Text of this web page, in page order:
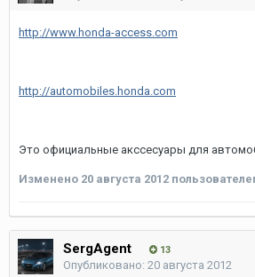
http://www.honda-access.com
http://automobiles.honda.com
Это официальные акссесуары для
Изменено 20 августа 2012
SergAgent 13
Опубликовано: 20 августа 2012